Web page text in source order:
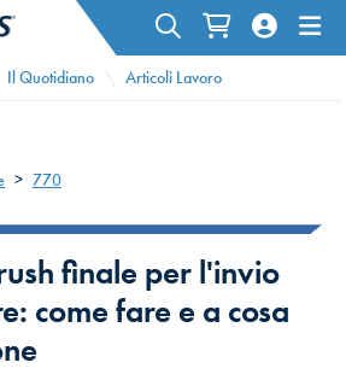
Il Quotidiano Articoli Lavoro
> 770
finale per l'invio
come fare e a cosa